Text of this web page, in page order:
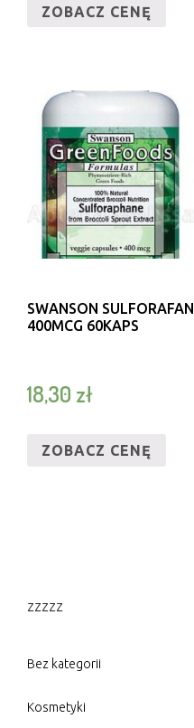
ZOBACZ CENĘ
SWANSON SULFORAFAN
400MCG 60KAPS
18,30 zł
ZOBACZ CENĘ
zzzzz
Bez kategorii
Kosmetyki